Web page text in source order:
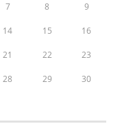
7 8 9
14 15 16
21 22 23
28 29 30